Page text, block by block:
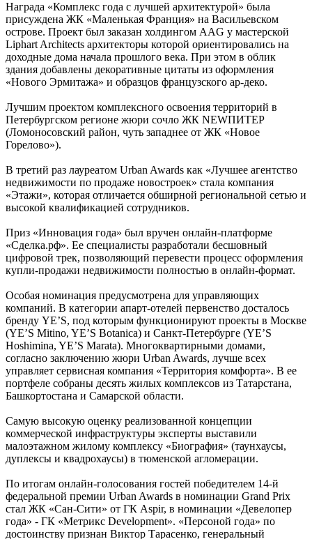
Награда «Комплекс года с лучшей архитектурой» была
присуждена ЖК «Маленькая Франция» на Васильевском
острове. Проект был заказан холдингом AAG у мастерской
Liphart Architects архитекторы которой ориентировались на
доходные дома начала прошлого века. При этом в облик
здания добавлены декоративные цитаты из оформления
«Нового Эрмитажа» и образцов французского ар-деко.
Лучшим проектом комплексного освоения территорий в
Петербургском регионе жюри сочло ЖК NEWПИТЕР
(Ломоносовский район, чуть западнее от ЖК «Новое
Горелово»).
В третий раз лауреатом Urban Awards как «Лучшее агентство
недвижимости по продаже новостроек» стала компания
«Этажи», которая отличается обширной региональной сетью и
высокой квалификацией сотрудников.
Приз «Инновация года» был вручен онлайн-платформе
«Сделка.рф». Ее специалисты разработали бесшовный
цифровой трек, позволяющий перевести процесс оформления
купли-продажи недвижимости полностью в онлайн-формат.
Особая номинация предусмотрена для управляющих
компаний. В категории апарт-отелей первенство досталось
бренду YE’S, под которым функционируют проекты в Москве
(YE’S Mitino, YE’S Botanica) и Санкт-Петербурге (YE’S
Hoshimina, YE’S Marata). Многоквартирными домами,
согласно заключению жюри Urban Awards, лучше всех
управляет сервисная компания «Территория комфорта». В ее
портфеле собраны десять жилых комплексов из Татарстана,
Башкортостана и Самарской области.
Самую высокую оценку реализованной концепции
коммерческой инфраструктуры эксперты выставили
малоэтажном жилому комплексу «Биография» (таунхаусы,
дуплексы и квадрохаусы) в тюменской агломерации.
По итогам онлайн-голосования гостей победителем 14-й
федеральной премии Urban Awards в номинации Grand Prix
стал ЖК «Сан-Сити» от ГК Aspir, в номинации «Девелопер
года» - ГК «Метрикс Development». «Персоной года» по
достоинству признан Виктор Тарасенко, генеральный